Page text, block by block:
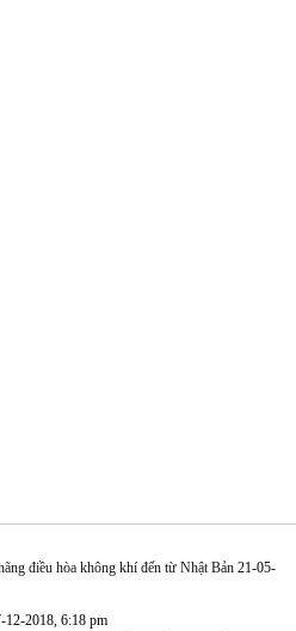
điều hòa không khí đến từ Nhật Bản 21-05-
12-2018, 6:18 pm